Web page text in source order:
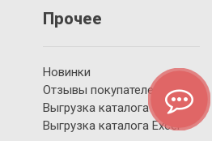
Прочее
Новинки
Отзывы покупателей
Выгрузка каталога YML
Выгрузка каталога Excel